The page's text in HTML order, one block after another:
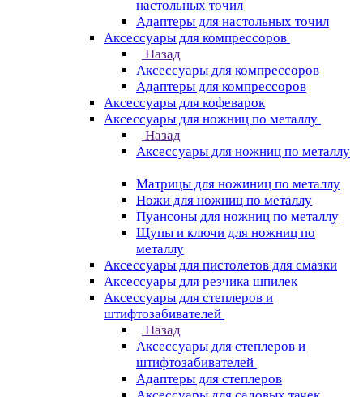
настольных точил
Адаптеры для настольных точил
Аксессуары для компрессоров
Назад
Аксессуары для компрессоров
Адаптеры для компрессоров
Аксессуары для кофеварок
Аксессуары для ножниц по металлу
Назад
Аксессуары для ножниц по металлу
Матрицы для ножиниц по металлу
Ножи для ножниц по металлу
Пуансоны для ножниц по металлу
Щупы и ключи для ножниц по
металлу
Аксессуары для пистолетов для смазки
Аксессуары для резчика шпилек
Аксессуары для степлеров и
штифтозабивателей
Назад
Аксессуары для степлеров и
штифтозабивателей
Адаптеры для степлеров